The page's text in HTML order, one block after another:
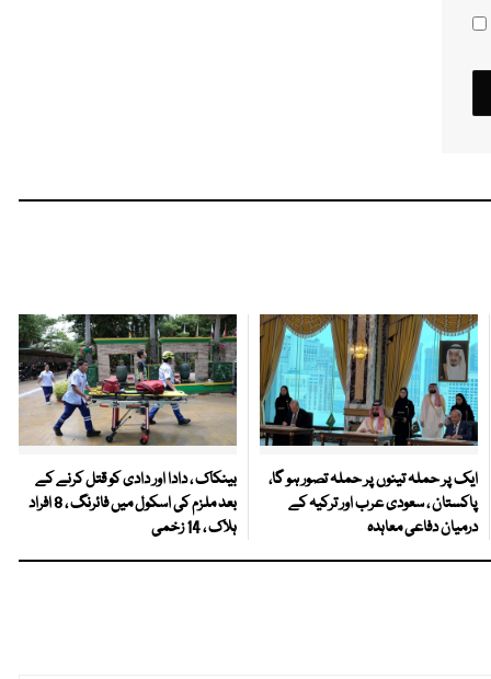
ایک پر حملہ تینوں پر حملہ تصور ہو گا،
پاکستان ، سعودی عرب اور ترکیہ کے
درمیان دفاعی معاہدہ
بینکاک ، دادا اور دادی کو قتل کرنے کے
بعد ملزم کی اسکول میں فائرنگ ، 8 افراد
ہلاک ، 14 زخمی